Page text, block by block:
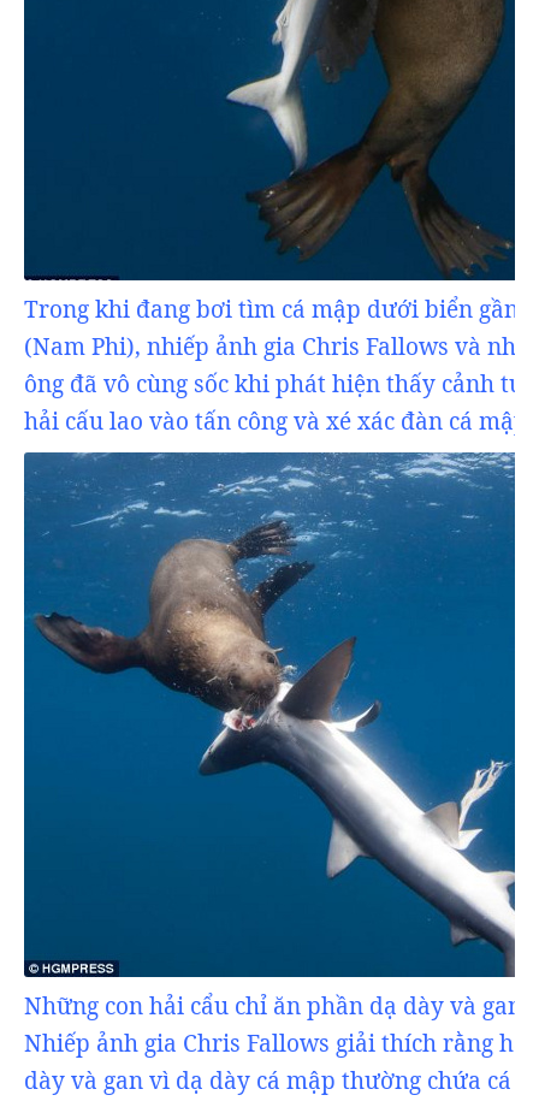
Trong khi đang bơi tìm cá mập dưới biển gần
(Nam Phi), nhiếp ảnh gia Chris Fallows và
ông đã vô cùng sốc khi phát hiện thấy cảnh
hải cấu lao vào tấn công và xé xác đàn cá mập
Những con hải cẩu chỉ ăn phần dạ dày và gan
Nhiếp ảnh gia Chris Fallows giải thích rằng
dày và gan vì dạ dày cá mập thường chứa cá